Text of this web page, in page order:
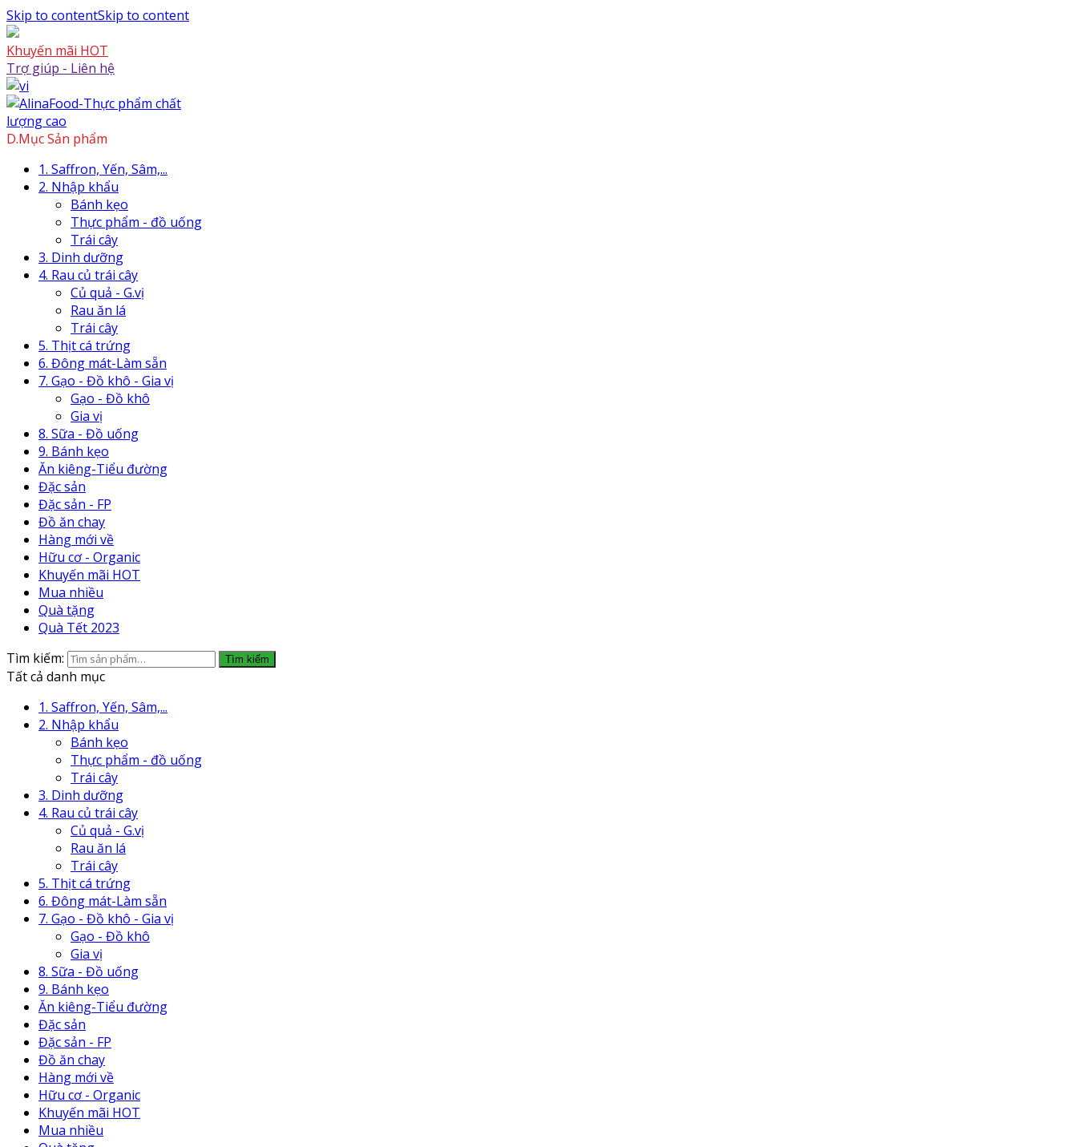
Skip to contentSkip to content
Khuyến mãi HOT
Trợ giúp - Liên hệ
D.Mục Sản phẩm
1. Saffron, Yến, Sâm,...
2. Nhập khẩu
Bánh kẹo
Thực phẩm - đồ uống
Trái cây
3. Dinh dưỡng
4. Rau củ trái cây
Củ quả - G.vị
Rau ăn lá
Trái cây
5. Thịt cá trứng
6. Đông mát-Làm sẵn
7. Gạo - Đồ khô - Gia vị
Gạo - Đồ khô
Gia vị
8. Sữa - Đồ uống
9. Bánh kẹo
Ăn kiêng-Tiểu đường
Đặc sản
Đặc sản - FP
Đồ ăn chay
Hàng mới về
Hữu cơ - Organic
Khuyến mãi HOT
Mua nhiều
Quà tặng
Quà Tết 2023
Tìm kiếm:
Tìm kiếm
Tất cả danh mục
1. Saffron, Yến, Sâm,...
2. Nhập khẩu
Bánh kẹo
Thực phẩm - đồ uống
Trái cây
3. Dinh dưỡng
4. Rau củ trái cây
Củ quả - G.vị
Rau ăn lá
Trái cây
5. Thịt cá trứng
6. Đông mát-Làm sẵn
7. Gạo - Đồ khô - Gia vị
Gạo - Đồ khô
Gia vị
8. Sữa - Đồ uống
9. Bánh kẹo
Ăn kiêng-Tiểu đường
Đặc sản
Đặc sản - FP
Đồ ăn chay
Hàng mới về
Hữu cơ - Organic
Khuyến mãi HOT
Mua nhiều